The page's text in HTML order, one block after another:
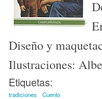
Diseño y
Ilustraciones:
Etiquetas:
tradiciones Cuento